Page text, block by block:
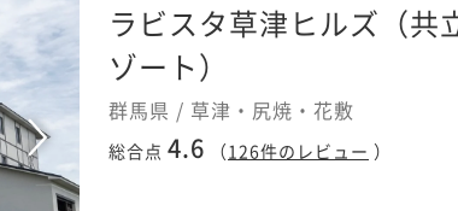
ラビスタ草津ヒルズ（共
ゾート）
群馬県 / 草津・尻焼・花敷
総合点 4.6 （126件のレビュー ）